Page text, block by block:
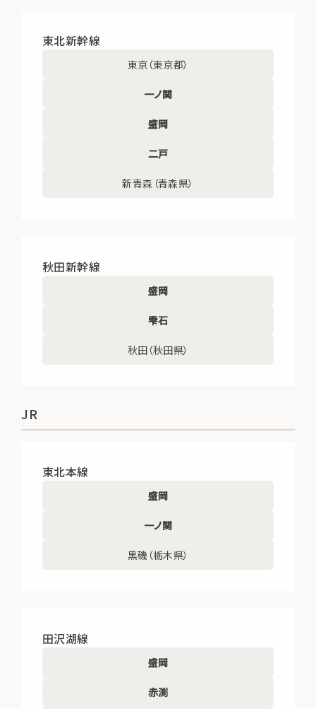
東北新幹線
東京（東京都）
一ノ関
盛岡
二戸
新青森（青森県）
秋田新幹線
盛岡
雫石
秋田（秋田県）
JR
東北本線
盛岡
一ノ関
黒磯（栃木県）
田沢湖線
盛岡
赤渕